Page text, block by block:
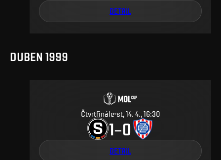
DETAIL
DUBEN 1999
Čtvrtfinále st, 14. 4., 16:30
1–0
DETAIL